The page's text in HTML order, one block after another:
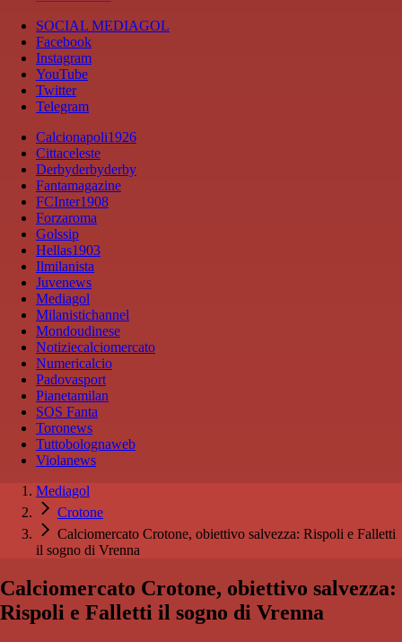
SOCIAL MEDIAGOL
Facebook
Instagram
YouTube
Twitter
Telegram
Calcionapoli1926
Cittaceleste
Derbyderbyderby
Fantamagazine
FCInter1908
Forzaroma
Golssip
Hellas1903
Ilmilanista
Juvenews
Mediagol
Milanistichannel
Mondoudinese
Notiziecalciomercato
Numericalcio
Padovasport
Pianetamilan
SOS Fanta
Toronews
Tuttobolognaweb
Violanews
Mediagol
Crotone
Calciomercato Crotone, obiettivo salvezza: Rispoli e Falletti
il sogno di Vrenna
Calciomercato Crotone, obiettivo salvezza:
Rispoli e Falletti il sogno di Vrenna